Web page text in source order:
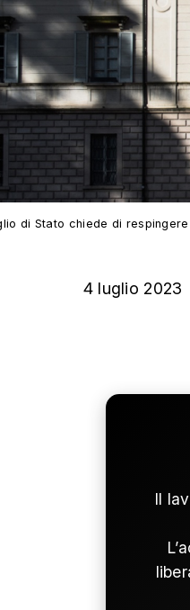
di Stato chiede di
4 luglio 2023
Il